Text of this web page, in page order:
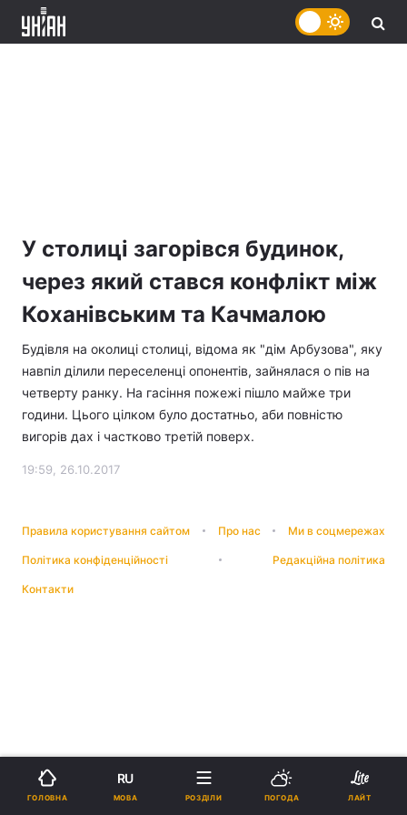
У столиці загорівся будинок,
через який стався конфлікт між
Коханівським та Качмалою
Будівля на околиці столиці, відома як "дім Арбузова", яку
навпіл ділили переселенці опонентів, зайнялася о пів на
четверту ранку. На гасіння пожежі пішло майже три
години. Цього цілком було достатньо, аби повністю
вигорів дах і частково третій поверх.
19:59, 26.10.2017
Правила користування сайтом Про нас Ми в соцмережах
Політика конфіденційності Редакційна політика
Контакти
ГОЛОВНА
RU
МОВА РОЗДІЛИ ПОГОДА ЛАЙТ